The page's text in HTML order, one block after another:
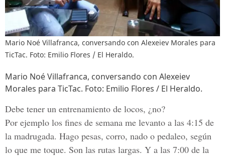
Mario Noé Villafranca, conversando con Alexeiev Morales para
TicTac. Foto: Emilio Flores / El Heraldo.
Mario Noé Villafranca, conversando con Alexeiev
Morales para TicTac. Foto: Emilio Flores / El Heraldo.
Debe tener un entrenamiento de locos, ¿no?
Por ejemplo los fines de semana me levanto a las 4:15 de
la madrugada. Hago pesas, corro, nado o pedaleo, según
lo que me toque. Son las rutas largas. Y a las 7:00 de la